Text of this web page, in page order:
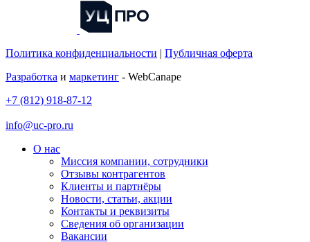
Политика конфиденциальности | Публичная оферта
Разработка и маркетинг - WebCanape
+7 (812) 918-87-12
info@uc-pro.ru
О нас
Миссия компании, сотрудники
Отзывы контрагентов
Клиенты и партнёры
Новости, статьи, акции
Контакты и реквизиты
Сведения об организации
Вакансии